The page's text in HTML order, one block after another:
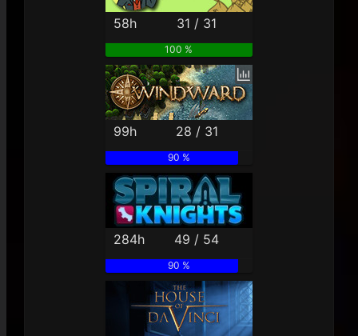
58h 31 / 31
100 %
99h 28 / 31
90 %
284h 49 / 54
90 %